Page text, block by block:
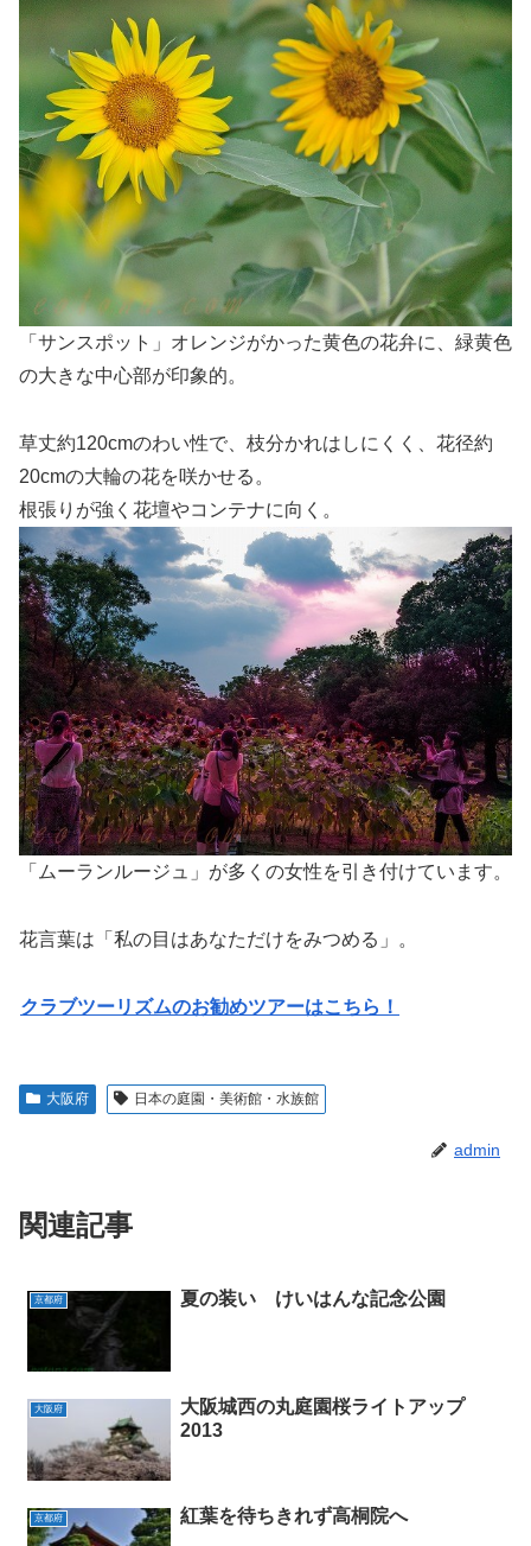
「サンスポット」オレンジがかった黄色の花弁に、緑黄色
の大きな中心部が印象的。
草丈約120cmのわい性で、枝分かれはしにくく、花径約
20cmの大輪の花を咲かせる。
根張りが強く花壇やコンテナに向く。
「ムーランルージュ」が多くの女性を引き付けています。
花言葉は「私の目はあなただけをみつめる」。
クラブツーリズムのお勧めツアーはこちら！
大阪府 日本の庭園・美術館・水族館
admin
関連記事
京都府 夏の装い けいはんな記念公園
大阪府
大阪城西の丸庭園桜ライトアップ
2013
京都府 紅葉を待ちきれず高桐院へ